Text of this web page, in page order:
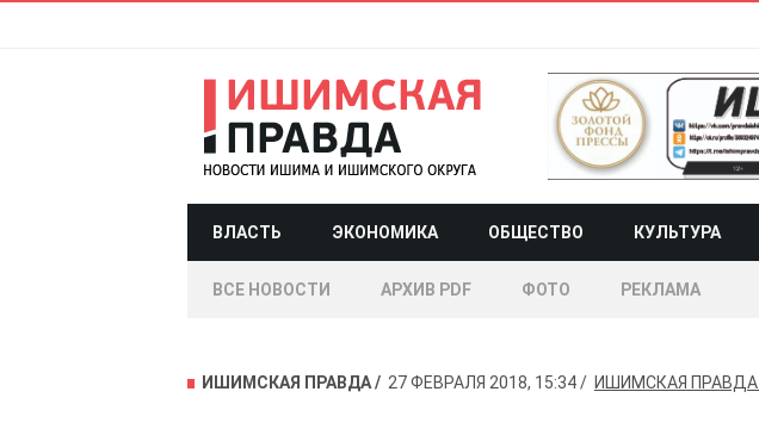
ВЛАСТЬ ЭКОНОМИКА ОБЩЕСТВО КУЛЬТУРА
ВСЕ НОВОСТИ АРХИВ PDF ФОТО РЕКЛАМА
ИШИМСКАЯ ПРАВДА 27 ФЕВРАЛЯ 2018, 15:34 ИШИМСКАЯ ПРАВДА